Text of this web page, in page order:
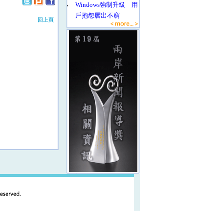
回上頁
‧
Windows強制升級 用
戶抱怨層出不窮